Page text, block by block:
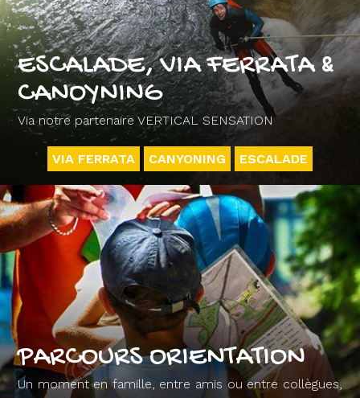
ESCALADE, VIA FERRATA &
CANOYNING
Via notre partenaire VERTICAL SENSATION
VIA FERRATA CANYONING ESCALADE
PARCOURS ORIENTATION
Un moment en famille, entre amis ou entre collègues,